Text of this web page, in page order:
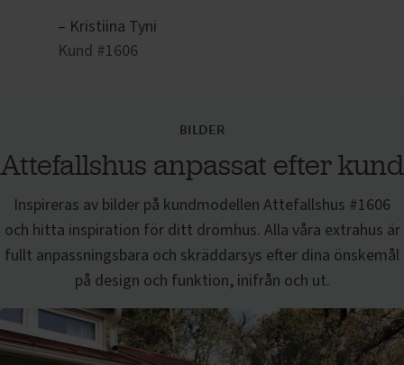
– Kristiina Tyni
Kund #1606
BILDER
Attefallshus anpassat efter kund
Inspireras av bilder på kundmodellen Attefallshus #1606
och hitta inspiration för ditt drömhus. Alla våra extrahus är
fullt anpassningsbara och skräddarsys efter dina önskemål
på design och funktion, inifrån och ut.